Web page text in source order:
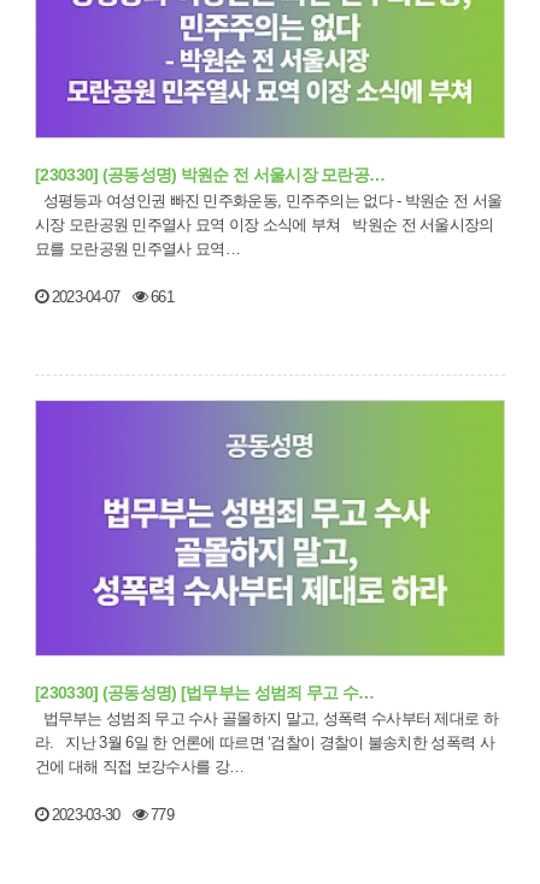
[230330] (공동성명) 박원순 전 서울시장 모란공…
시장 모란공원 민주열사 묘역 이장 소식에 부쳐 박원순 전 서울시장의
묘를 모란공원 민주열사 묘역…
2023-04-07 661
[230330] (공동성명) [법무부는 성범죄 무고 수…
라. 지난 3월 6일 한 언론에 따르면 ‘검찰이 경찰이 불송치한 성폭력 사
건에 대해 직접 보강수사를 강…
2023-03-30 779